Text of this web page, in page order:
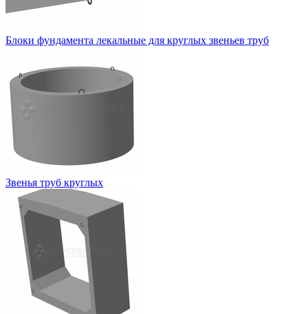
Блоки фундамента лекальные для круглых звеньев труб
Звенья труб круглых